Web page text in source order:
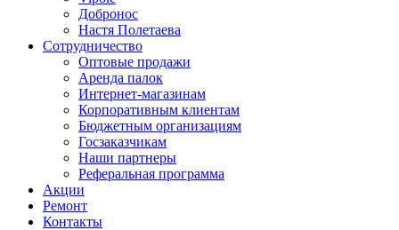
Добронос
Настя Полетаева
Сотрудничество
Оптовые продажи
Аренда палок
Интернет-магазинам
Корпоративным клиентам
Бюджетным организациям
Госзаказчикам
Наши партнеры
Реферальная программа
Акции
Ремонт
Контакты